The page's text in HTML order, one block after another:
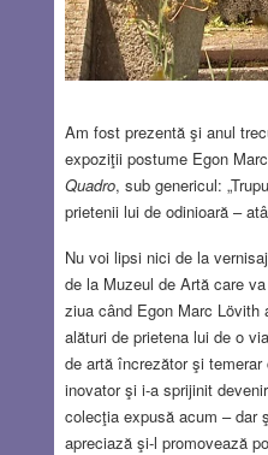
Am fost prezentă şi anul
expoziţii postume Egon
Quadro, sub genericul:
prietenii lui de odinioară –
Nu voi lipsi nici de la
de la Muzeul de Artă care
ziua când Egon Marc
alături de prietena lui de o
de artă încrezător şi
inovator şi i-a sprijinit
colecţia expusă acum – dar
apreciază şi-l promovează